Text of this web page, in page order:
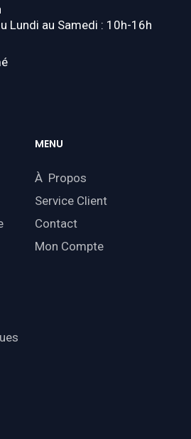
Lundi au Samedi : 10h-16h
MENU
À Propos
Service Client
Contact
Mon Compte